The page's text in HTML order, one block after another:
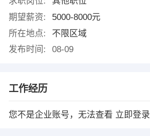
期望薪资:
5000-8000元
所在地点:
不限区域
发布时间:
08-09
工作经历
您不是企业账号，无法查看 立即登录